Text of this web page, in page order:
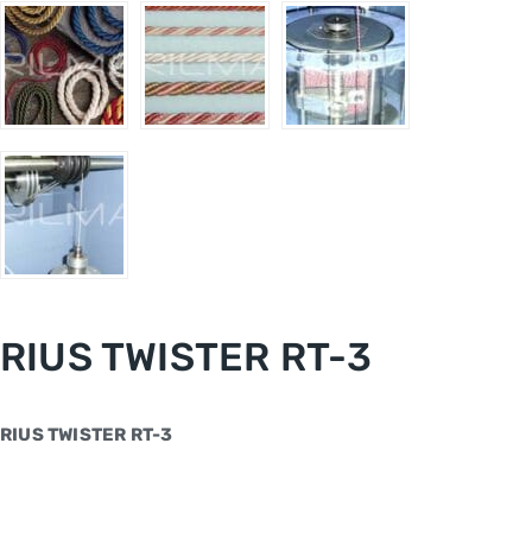
RIUS TWISTER RT-3
RIUS TWISTER RT-3